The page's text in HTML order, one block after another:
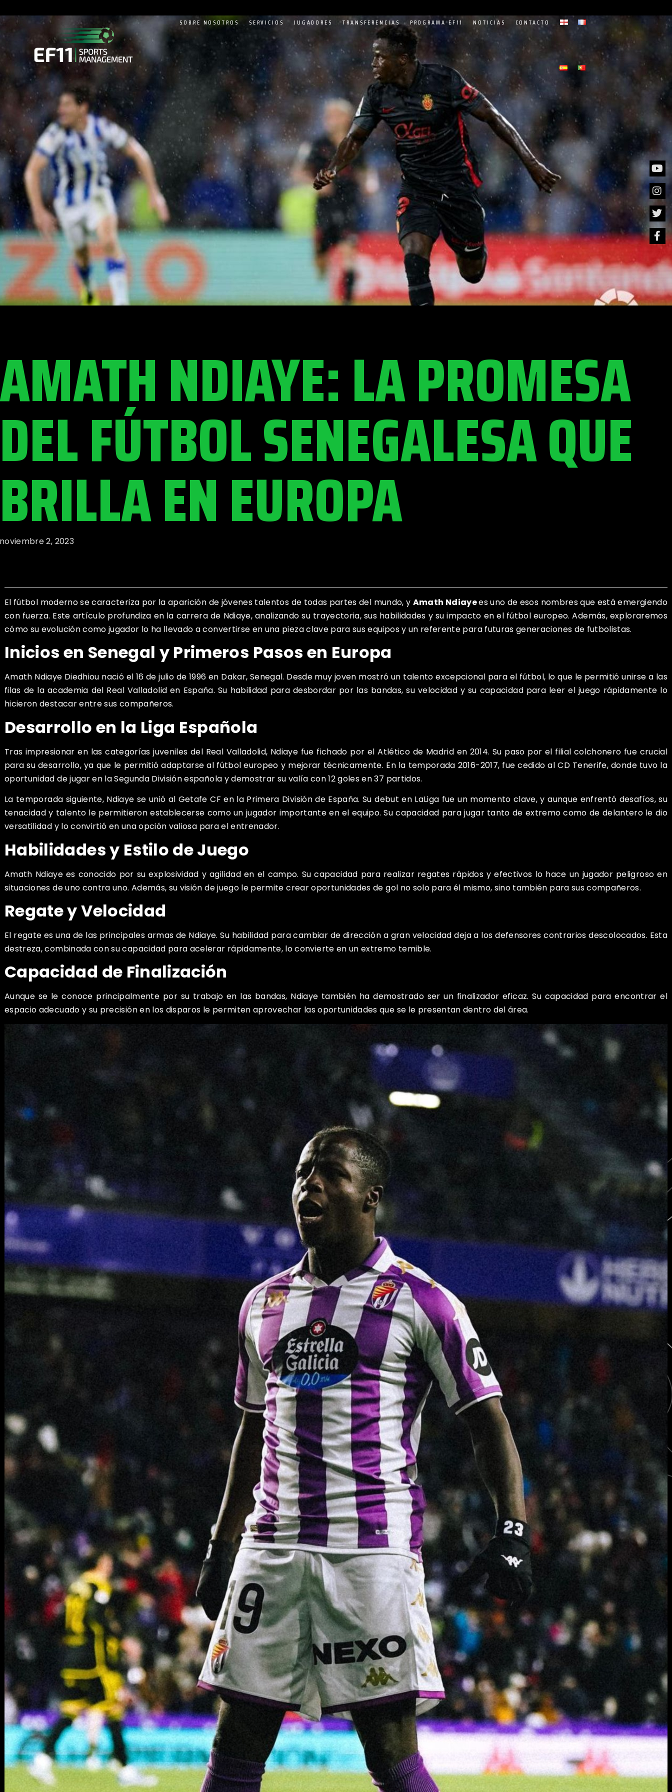
SOBRE NOSOTROS SERVICIOS JUGADORES TRANSFERENCIAS PROGRAMA EF11 NOTICIAS CONTACTO
AMATH NDIAYE: LA PROMESA
DEL FÚTBOL SENEGALESA QUE
BRILLA EN EUROPA
noviembre 2, 2023
El fútbol moderno se caracteriza por la aparición de jóvenes talentos de todas partes del mundo, y Amath Ndiayees uno de esos nombres que está emergiendo
con fuerza. Este artículo profundiza en la carrera de Ndiaye, analizando su trayectoria, sus habilidades y su impacto en el fútbol europeo. Además, exploraremos
cómo su evolución como jugador lo ha llevado a convertirse en una pieza clave para sus equipos y un referente para futuras generaciones de futbolistas.
Inicios en Senegal y Primeros Pasos en Europa
Amath Ndiaye Diedhiou nació el 16 de julio de 1996 en Dakar, Senegal. Desde muy joven mostró un talento excepcional para el fútbol, lo que le permitió unirse a las
filas de la academia del Real Valladolid en España. Su habilidad para desbordar por las bandas, su velocidad y su capacidad para leer el juego rápidamente lo
hicieron destacar entre sus compañeros.
Desarrollo en la Liga Española
Tras impresionar en las categorías juveniles del Real Valladolid, Ndiaye fue fichado por el Atlético de Madrid en 2014. Su paso por el filial colchonero fue crucial
para su desarrollo, ya que le permitió adaptarse al fútbol europeo y mejorar técnicamente. En la temporada 2016-2017, fue cedido al CD Tenerife, donde tuvo la
oportunidad de jugar en la Segunda División española y demostrar su valía con 12 goles en 37 partidos.
La temporada siguiente, Ndiaye se unió al Getafe CF en la Primera División de España. Su debut en LaLiga fue un momento clave, y aunque enfrentó desafíos, su
tenacidad y talento le permitieron establecerse como un jugador importante en el equipo. Su capacidad para jugar tanto de extremo como de delantero le dio
versatilidad y lo convirtió en una opción valiosa para el entrenador.
Habilidades y Estilo de Juego
Amath Ndiaye es conocido por su explosividad y agilidad en el campo. Su capacidad para realizar regates rápidos y efectivos lo hace un jugador peligroso en
situaciones de uno contra uno. Además, su visión de juego le permite crear oportunidades de gol no solo para él mismo, sino también para sus compañeros.
Regate y Velocidad
El regate es una de las principales armas de Ndiaye. Su habilidad para cambiar de dirección a gran velocidad deja a los defensores contrarios descolocados. Esta
destreza, combinada con su capacidad para acelerar rápidamente, lo convierte en un extremo temible.
Capacidad de Finalización
Aunque se le conoce principalmente por su trabajo en las bandas, Ndiaye también ha demostrado ser un finalizador eficaz. Su capacidad para encontrar el
espacio adecuado y su precisión en los disparos le permiten aprovechar las oportunidades que se le presentan dentro del área.